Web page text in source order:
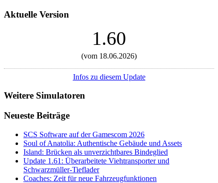
Aktuelle Version
1.60
(vom 18.06.2026)
Infos zu diesem Update
Weitere Simulatoren
Neueste Beiträge
SCS Software auf der Gamescom 2026
Soul of Anatolia: Authentische Gebäude und Assets
Island: Brücken als unverzichtbares Bindeglied
Update 1.61: Überarbeitete Viehtransporter und
Schwarzmüller-Tieflader
Coaches: Zeit für neue Fahrzeugfunktionen